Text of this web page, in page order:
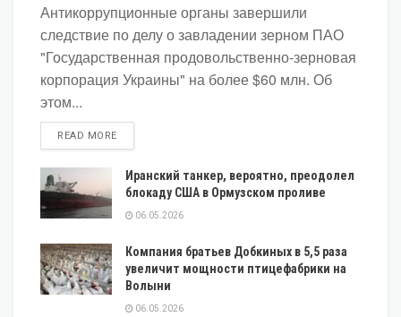
Антикоррупционные органы завершили
следствие по делу о завладении зерном ПАО
"Государственная продовольственно-зерновая
корпорация Украины" на более $60 млн. Об
этом...
READ MOREDETAILS
Иранский танкер, вероятно, преодолел
блокаду США в Ормузском проливе
06.05.2026
Компания братьев Добкиных в 5,5 раза
увеличит мощности птицефабрики на
Волыни
06.05.2026